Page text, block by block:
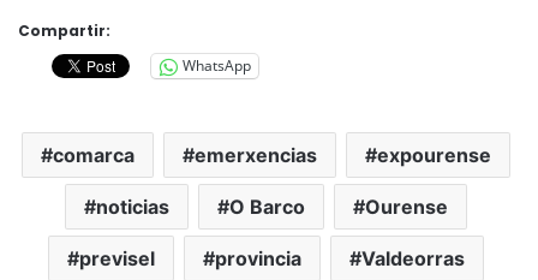
Compartir:
WhatsApp
comarca emerxencias expourense
noticias O Barco Ourense
previsel provincia Valdeorras